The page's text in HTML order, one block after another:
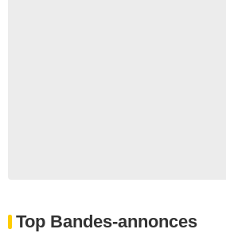
Top Bandes-annonces